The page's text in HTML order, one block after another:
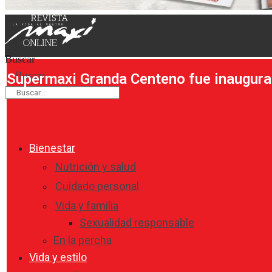
Buscar
Buscar
Bienestar
Nutrición y salud
Cuidado personal
Vida y familia
Sexualidad responsable
En la percha
Vida y estilo
Supermaxi Granda Centeno fue